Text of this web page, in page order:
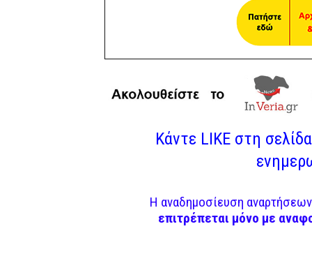
Κάντε LIKE στη
Η αναδημοσίευση
επιτρέπεται μόνο με